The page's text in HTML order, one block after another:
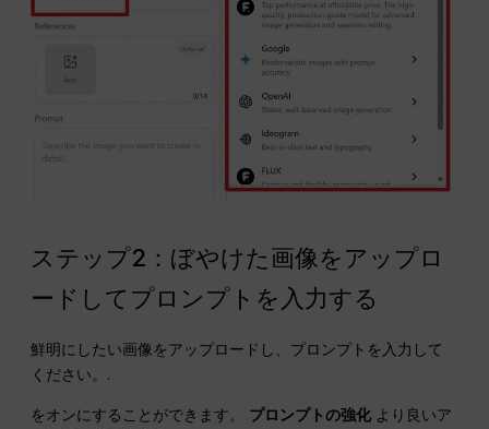
ステップ2：ぼやけた画像をアップロ
ードしてプロンプトを入力する
鮮明にしたい画像をアップロードし、プロンプトを入力して
ください。.
をオンにすることができます。 プロンプトの強化 より良いア